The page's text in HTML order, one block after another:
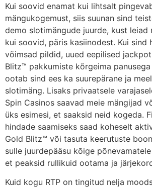
Kui soovid enamat kui lihtsalt
mängukogemust, siis suunan sind
demo slotimängude juurde, kust leiad
kui soovid, päris kasiinodest. Kui sind
võimsad pildid, uued eepilised
Blitz™ pakkumiste kõrgeima
ootab sind ees ka suurepärane ja
slotimäng. Lisaks privaatsele
Spin Casinos saavad meie mängijad
üks esimesi, et saaksid neid kogeda.
hindade saamiseks saad koheselt
Gold Blitz™ või tasuta keerutuste
sulle juurdepääsu kõige
et peaksid rullikuid ootama ja
Kuid kogu RTP on tingitud nelja